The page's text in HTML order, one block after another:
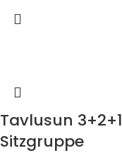
Tavlusun 3+2+1
Sitzgruppe